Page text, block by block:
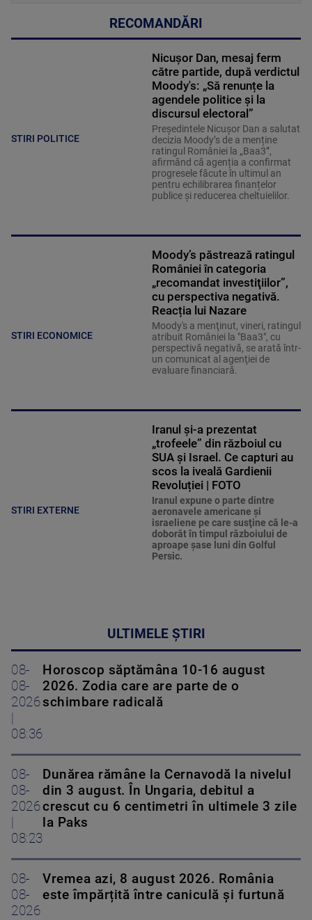
RECOMANDĂRI
STIRI POLITICE
Nicușor Dan, mesaj ferm
către partide, după verdictul
Moody's: „Să renunțe la
agendele politice şi la
discursul electoral”
Președintele Nicușor Dan a salutat
decizia Moody’s de a menține
ratingul României la „Baa3”,
afirmând că agenția a confirmat
progresele făcute în ultimul an
pentru echilibrarea finanțelor
publice și reducerea cheltuielilor.
STIRI ECONOMICE
Moody’s păstrează ratingul
României în categoria
„recomandat investiţiilor”,
cu perspectiva negativă.
Reacția lui Nazare
Moody's a menţinut, vineri, ratingul
atribuit României la "Baa3", cu
perspectivă negativă, se arată într-
un comunicat al agenţiei de
evaluare financiară.
STIRI EXTERNE
Iranul și-a prezentat
„trofeele” din războiul cu
SUA și Israel. Ce capturi au
scos la iveală Gardienii
Revoluției | FOTO
Iranul expune o parte dintre
aeronavele americane şi
israeliene pe care susţine că le-a
doborât în timpul războiului de
aproape şase luni din Golful
Persic.
ULTIMELE ȘTIRI
08-
08-
2026
08:36
Horoscop săptămâna 10-16 august
2026. Zodia care are parte de o
schimbare radicală
08-
08-
2026
08:23
Dunărea rămâne la Cernavodă la nivelul
din 3 august. În Ungaria, debitul a
crescut cu 6 centimetri în ultimele 3 zile
la Paks
08-
08-
2026
Vremea azi, 8 august 2026. România
este împărțită între caniculă și furtună